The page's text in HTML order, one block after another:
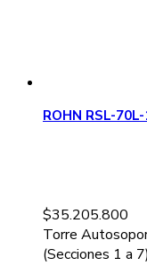
ROHN RSL-
$35.205.800
Torre
(Secciones 1 a